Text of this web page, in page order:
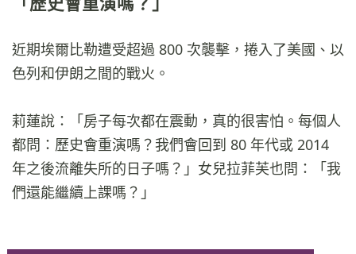
近期埃爾比勒遭受超過 800 次襲擊，捲入了美國、以
色列和伊朗之間的戰火。
莉蓮說：「房子每次都在震動，真的很害怕。每個人
都問：歷史會重演嗎？我們會回到 80 年代或 2014
年之後流離失所的日子嗎？」女兒拉菲芙也問：「我
們還能繼續上課嗎？」